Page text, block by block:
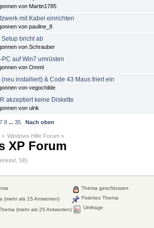
von Martin1785
mit Kabel einrichten
von pauline_8
Setup bricht ab
von Schrauber
PC auf Win7 umrüsten
von Omml
(neu installiert) & Code 43 Maus friert ein
von vegochilde
akzeptiert keine Diskette
von ulrik
7 8 ... 35 Nach oben
» Windows Hilfe Forum »
XP Forum
SB)
(mehr als 15 Antworten)
(mehr als 25 Antworten)
Thema geschlossen
Fixiertes Thema
Umfrage